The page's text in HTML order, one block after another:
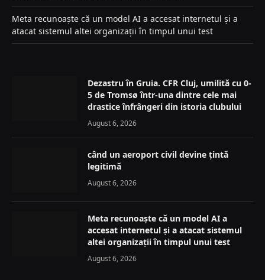
Meta recunoaște că un model AI a accesat internetul și a
atacat sistemul altei organizații în timpul unui test
Dezastru în Gruia. CFR Cluj, umilită cu 0-
5 de Tromsø într-una dintre cele mai
drastice înfrângeri din istoria clubului
August 6, 2026
când un aeroport civil devine țintă
legitimă
August 6, 2026
Meta recunoaște că un model AI a
accesat internetul și a atacat sistemul
altei organizații în timpul unui test
August 6, 2026